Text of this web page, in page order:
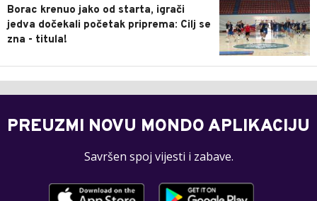
Borac krenuo jako od starta, igrači
jedva dočekali početak priprema: Cilj se
zna - titula!
PREUZMI NOVU MONDO APLIKACIJU
Savršen spoj vijesti i zabave.